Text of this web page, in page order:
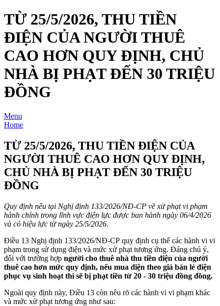
TỪ 25/5/2026, THU TIỀN
ĐIỆN CỦA NGƯỜI THUÊ
CAO HƠN QUY ĐỊNH, CHỦ
NHÀ BỊ PHẠT ĐẾN 30 TRIỆU
ĐỒNG
Menu
Home
TỪ 25/5/2026, THU TIỀN ĐIỆN CỦA
NGƯỜI THUÊ CAO HƠN QUY ĐỊNH,
CHỦ NHÀ BỊ PHẠT ĐẾN 30 TRIỆU
ĐỒNG
Quy định nêu tại Nghị định 133/2026/NĐ-CP về xử phạt vi phạm
hành chính trong lĩnh vực điện lực được ban hành ngày 06/4/2026
và có hiệu lực từ ngày 25/5/2026.
Điều 13 Nghị định 133/2026/NĐ-CP quy định cụ thể các hành vi vi
phạm trong sử dụng điện và mức xử phạt tương ứng. Đáng chú ý,
đối với trường hợp người cho thuê nhà thu tiền điện của người
thuê cao hơn mức quy định, nếu mua điện theo giá bán lẻ điện
phục vụ sinh hoạt thì sẽ bị phạt tiền từ 20 - 30 triệu đồng đồng.
Ngoài quy định này, Điều 13 còn nêu rõ các hành vi vi phạm khác
và mức xử phạt tương ứng như sau: